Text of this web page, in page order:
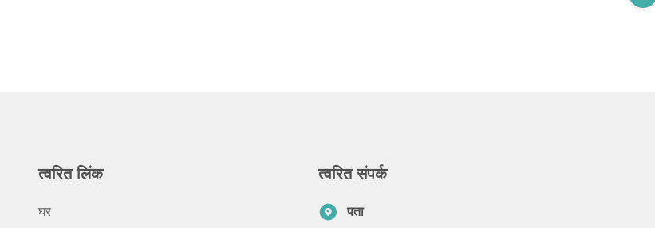
त्वरित लिंक
घर
त्वरित संपर्क
पता